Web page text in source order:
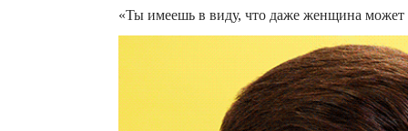
«Ты имеешь в виду, что даже женщина может